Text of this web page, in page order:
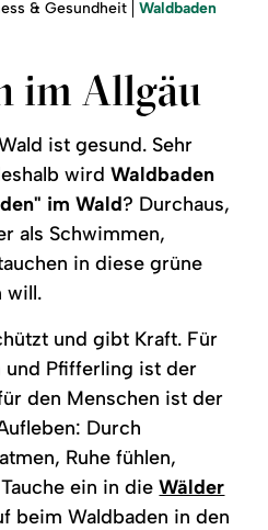
& Gesundheit Waldbaden
im Allgäu
ist gesund. Sehr
wirdWaldbaden
im Wald? Durchaus,
als Schwimmen,
in diese grüne
will.
und gibt Kraft. Für
und Pfifferling ist der
den Menschen ist der
Durch
Ruhe fühlen,
ein in dieWälder
beim Waldbaden in den